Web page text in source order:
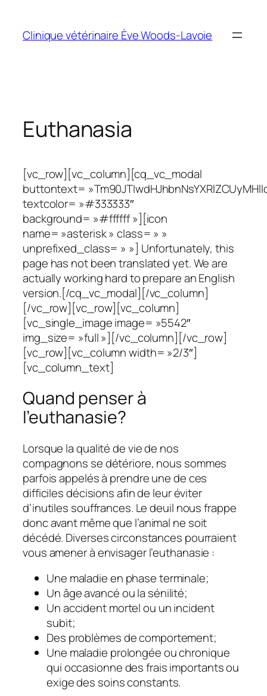
contenu
Clinique vétérinaire Ève Woods-Lavoie
Euthanasia
[vc_row][vc_column][cq_vc_modal
buttontext=
textcolor= »#333333″
background= »#ffffff »][icon
name= »asterisk » class= » »
unprefixed_class= » »] Unfortunately, this
page has not been translated yet. We are
actually working hard to prepare an English
version.[/cq_vc_modal][/vc_column]
[/vc_row][vc_row][vc_column]
[vc_single_image image= »5542″
img_size= »full »][/vc_column][/vc_row]
[vc_row][vc_column width= »2/3″]
[vc_column_text]
Quand penser à
l’euthanasie?
Lorsque la qualité de vie de nos
compagnons se détériore, nous sommes
parfois appelés à prendre une de ces
difficiles décisions afin de leur éviter
d’inutiles souffrances. Le deuil nous frappe
donc avant même que l’animal ne soit
décédé. Diverses circonstances pourraient
vous amener à envisager l’euthanasie :
Une maladie en phase terminale;
Un âge avancé ou la sénilité;
Un accident mortel ou un incident
subit;
Des problèmes de comportement;
Une maladie prolongée ou chronique
qui occasionne des frais importants ou
exige des soins constants.